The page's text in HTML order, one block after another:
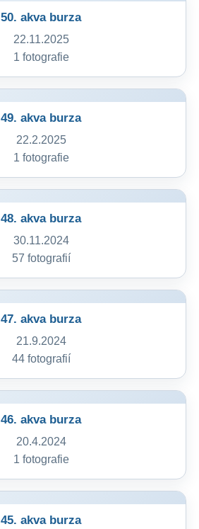
50. akva burza
22.11.2025
1 fotografie
49. akva burza
22.2.2025
1 fotografie
48. akva burza
30.11.2024
57 fotografií
47. akva burza
21.9.2024
44 fotografií
46. akva burza
20.4.2024
1 fotografie
45. akva burza